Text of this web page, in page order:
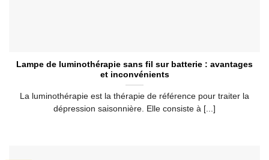
Lampe de luminothérapie sans fil sur batterie : avantages
et inconvénients
La luminothérapie est la thérapie de référence pour traiter la
dépression saisonnière. Elle consiste à [...]